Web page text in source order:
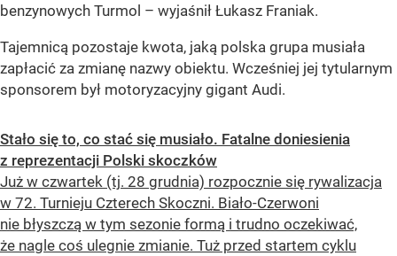
benzynowych Turmol – wyjaśnił Łukasz Franiak.
Tajemnicą pozostaje kwota, jaką polska grupa musiała
zapłacić za zmianę nazwy obiektu. Wcześniej jej tytularnym
sponsorem był motoryzacyjny gigant Audi.
Stało się to, co stać się musiało. Fatalne doniesienia
z reprezentacji Polski skoczków
Już w czwartek (tj. 28 grudnia) rozpocznie się rywalizacja
w 72. Turnieju Czterech Skoczni. Biało-Czerwoni
nie błyszczą w tym sezonie formą i trudno oczekiwać,
że nagle coś ulegnie zmianie. Tuż przed startem cyklu